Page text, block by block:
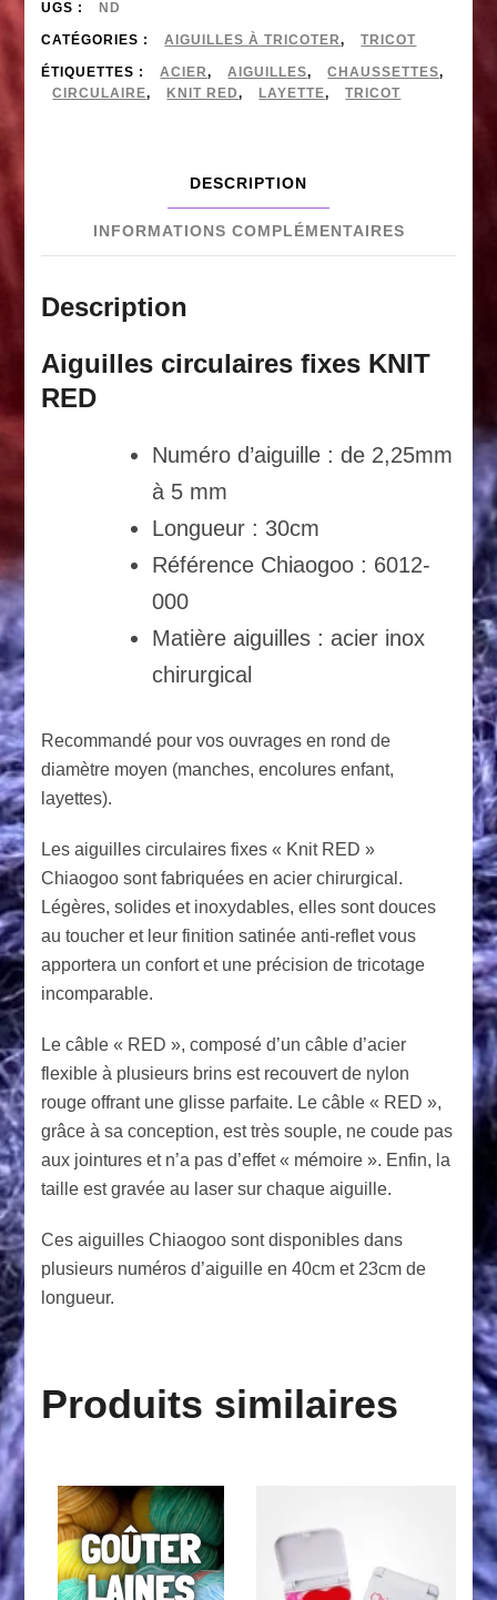
fixes
métal
CHIAOGOO
(30cm)
UGS : ND
CATÉGORIES : AIGUILLES À TRICOTER, TRICOT
ÉTIQUETTES : ACIER, AIGUILLES, CHAUSSETTES,
CIRCULAIRE, KNIT RED, LAYETTE, TRICOT
DESCRIPTION
INFORMATIONS COMPLÉMENTAIRES
Description
Aiguilles circulaires fixes KNIT
RED
Numéro d’aiguille : de 2,25mm
à 5 mm
Longueur : 30cm
Référence Chiaogoo : 6012-
000
Matière aiguilles : acier inox
chirurgical
Recommandé pour vos ouvrages en rond de
diamètre moyen (manches, encolures enfant,
layettes).
Les aiguilles circulaires fixes « Knit RED »
Chiaogoo sont fabriquées en acier chirurgical.
Légères, solides et inoxydables, elles sont douces
au toucher et leur finition satinée anti-reflet vous
apportera un confort et une précision de tricotage
incomparable.
Le câble « RED », composé d’un câble d’acier
flexible à plusieurs brins est recouvert de nylon
rouge offrant une glisse parfaite. Le câble « RED »,
grâce à sa conception, est très souple, ne coude pas
aux jointures et n’a pas d’effet « mémoire ». Enfin, la
taille est gravée au laser sur chaque aiguille.
Ces aiguilles Chiaogoo sont disponibles dans
plusieurs numéros d’aiguille en 40cm et 23cm de
longueur.
Produits similaires